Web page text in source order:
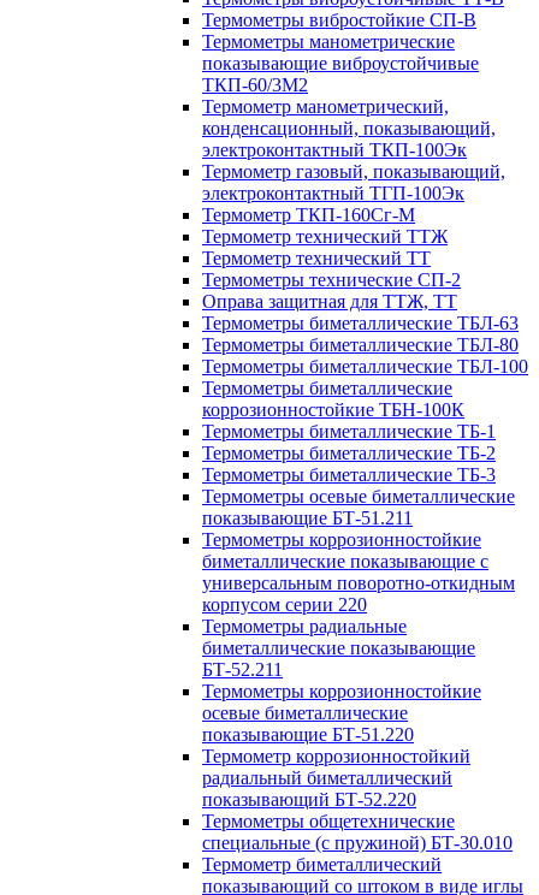
Термометры вибростойкие СП-В
Термометры манометрические
показывающие виброустойчивые
ТКП-60/3М2
Термометр манометрический,
конденсационный, показывающий,
электроконтактный ТКП-100Эк
Термометр газовый, показывающий,
электроконтактный ТГП-100Эк
Термометр ТКП-160Сг-М
Термометр технический ТТЖ
Термометр технический ТТ
Термометры технические СП-2
Оправа защитная для ТТЖ, ТТ
Термометры биметаллические ТБЛ-63
Термометры биметаллические ТБЛ-80
Термометры биметаллические ТБЛ-100
Термометры биметаллические
коррозионностойкие ТБН-100К
Термометры биметаллические ТБ-1
Термометры биметаллические ТБ-2
Термометры биметаллические ТБ-3
Термометры осевые биметаллические
показывающие БТ-51.211
Термометры коррозионностойкие
биметаллические показывающие с
универсальным поворотно-откидным
корпусом серии 220
Термометры радиальные
биметаллические показывающие
БТ-52.211
Термометры коррозионностойкие
осевые биметаллические
показывающие БТ-51.220
Термометр коррозионностойкий
радиальный биметаллический
показывающий БТ-52.220
Термометры общетехнические
специальные (с пружиной) БТ-30.010
Термометр биметаллический
показывающий со штоком в виде иглы